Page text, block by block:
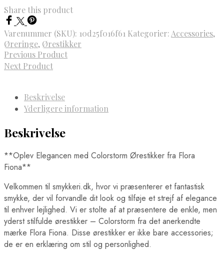
Share this product
Varenummer (SKU): 10d25f016f61 Kategorier:Accessories,
Øreringe, Ørestikker
Previous Product
Next Product
Beskrivelse
Yderligere information
Beskrivelse
**Oplev Elegancen med Colorstorm Ørestikker fra Flora
Fiona**
Velkommen til smykkeri.dk, hvor vi præsenterer et fantastisk
smykke, der vil forvandle dit look og tilføje et strejf af elegance
til enhver lejlighed. Vi er stolte af at præsentere de enkle, men
yderst stilfulde ørestikker – Colorstorm fra det anerkendte
mærke Flora Fiona. Disse ørestikker er ikke bare accessories;
de er en erklæring om stil og personlighed.